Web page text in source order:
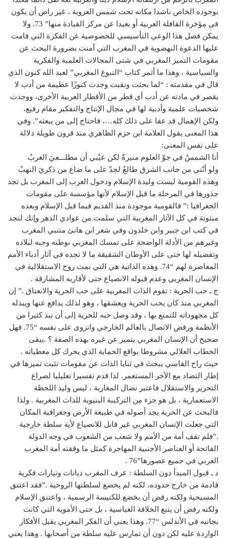
بوجوده الخاص ناشدا مكانه تحت شمس العروبة ، غير راض أن يكون
في مؤخرة القافلة العربية أو بعيدا عن مركز القيادة منها” 73. ولا
يمكن فصل هذا الوعي التأسيسي للخصوصية عن الفكرة التي قامت
عليها الدعوة النهضوية في المغرب التي آمنت بضرورة البحث عن
مقومات التميز المغربي في شتى المجالات العلمية والفكرية
والسياسية ، وهذا ما أثمر كتاب “النبوغ المغربي” لعبد الله كنون الذي
قال في مقدمته : “لما بحثت ونقبت وجدت كنوزًا عظيمة من أدب لا
يقصر في مادته عن أدب أي قطر من الأقطار العربية الأخرى، ووجدت
شخصيات علمية وأدبية لها في مجال الإنتاج والتفكير مقام رفيع،
ولكن الإهمال قد عفا على ذلك كله…، فاحتاج إلى من يبعثه”. وفي
هذا المعنى يقول العلامة ابن حزم الظاهري منذ قرون طويلة دلالة
على نفس المعنى:
أنا الشمسُ في جوّ العلوم منيرةٌ لكن عيْبي أن مطلـــعيَ الغربُ
ولو أنّني من جانب الشرق طالعٌ لجدّ على ما ضاع من ذكريَ النهبُ
وهذه القومية ليست وليدة الإسلام ودخول العرب إلى المغرب بل تجد
جذورها في المرحلة ما قبل الإسلام لأنها مؤسسة على مقومات
الجغرافيا :” فالقومية موجودة منذ القديم فيما قبل الإسلام وبعده
مبثوتة في كل الآثار المغربية التي سلمت من عوادي الدهر وإنك لتجد
في كتب ابن جبير وابن خلدون وفي شعر ابن هانئ متنبي المغرب
وغيرهم من الأدلة الواضحة على تمسك المغربي بوطنه وحبه لبلاده
وتفضيله لها حتى على الأوطان الشقيقة ما لا تجده في آثار أدباء الأمم
المعاصرة لهم “74. وهذه الذاتية هي التي نمت روح الاستقلالية في
الإنسان المغربي وعدم قبوله الانصياع حتى لأقاربه المشارقة .
ج ـ حب الحرية : تقوم الذات المغربية على حب الحرية والانعتاق .” إن
المغربي منذ كان يحب الحرية ويعشقها ، وهو لذلك يدافع عنها ويبذله
كل مجهوداته للتمتع بها ، وقد وصل حبه للحرية إلى أن نبذ كثيرا من
الأنظمة ورفض الاتصال بالعالم الخارجي وانزوى على نفسه “75. فهل
صحيح أن الإنسان المغربي يتميز عن غيره بهذه الصفة ؟ .يبقى
الخطاب العلالي مشروطا بواقع الحماية الذي يحرك كل معطياته .
حيث راح الفاسي يبحث في ثنايا الذات عن مقومات تثبت تميزها في
إطار التضاد مع الآخر المستعمر. لذا قدم تفسيرا تعليليا لصراع
التحرير والاستقلال فاعتبر نضال المغاربة ، ليس وليد اللحظة
الاستعمارية ، بل هو جزء من التركيبة البنيوية للذات المغربية . ولذا
فالبحث عن الحرية يجد أصوله في طبيعة الأرض وجغرافية المكان
التي جعلت الإنسان المغربي غير قابل للانصياع لأية سلطة خارجية
.”فلم تقف أمة من الأمم ولا شعب من الشعوب في وجه الدولة
الفاتحة أو العناصر الأجنبية المهاجرة كمثل ما وقفته أمة المغرب
العربي في جميع عصورها”76 .
د ـ قبول المبدأ دون السلطة : عرف المغرب ديانات وتيارات فكرية
قادمة من خارج حدوده، لكنه لم يخضع لسلطتها الروحية .”فقد اعتنق
المسيحية ولكنه رفض أن يخضع للكنيسة الرسمية ، واعتنق الإسلام
ولكنه رفض أن يتبع الخلافة العباسية ، بل حتى الأموية التي كانت
بجانبه في الأندلس “77. وهذا يعني أن الفكر المغربي يقبل الأفكار
الواردة عليه لكن دون أن تمارس عليه سلطة من أصحابها . وهذا يعني